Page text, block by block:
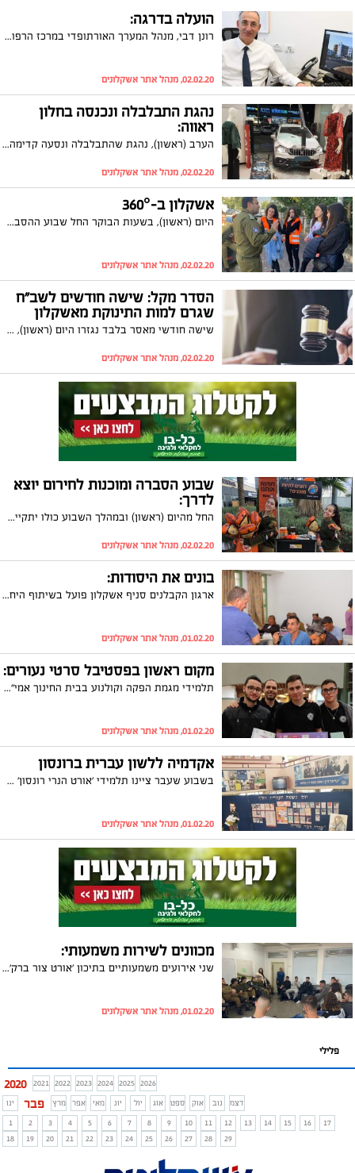
הועלה בדרגה:
רונן דבי, מנהל המערך האורתופדי במרכז הרפואי ברזילי, הועלה לדרגת פרופסור. פרופ' רונן דבי הוא מומחה בכירורגיה אורתופדית, מהמובילים בישראל בתחום החלפות מפרקי ירך
02.02.20, מנהל אתר אשקלונים
נהגת התבלבלה ונכנסה בחלון
ראווה:
הערב (ראשון), נהגת שהתבלבלה ונסעה קדימה במקום אחורה, נכנסה בחלון ראווה של חנות 'מנגו' במתחם הגלובוס סנטר
02.02.20, מנהל אתר אשקלונים
אשקלון ב-360°
היום (ראשון), בשעות הבוקר החל שבוע ההסברה והמוכנות לחירום המשותף לעיריית אשקלון ולפיקוד העורף
02.02.20, מנהל אתר אשקלונים
הסדר מקל: שישה חודשים לשב"ח
שגרם למות התינוקת מאשקלון
שישה חודשי מאסר בלבד נגזרו היום (ראשון), במסגרת הסדר טיעון על זיאד אעביד שהורשע בגרימת מוות ברשלנות של התינוקת מאשקלון
02.02.20, מנהל אתר אשקלונים
שבוע הסברה ומוכנות לחירום יוצא
לדרך:
החל מהיום (ראשון) ובמהלך השבוע כולו יתקיים בעיר אשקלון פרויקט 'אשקלון ב-°360' - פיילוט חדשני של פיקוד העורף בשיתוף עיריית אשקלון. במסגרת זאת, תורגש תנועה ערה של חיילים בעיר, תתקיים הרצאה במסגרתה יוענקו כלים להתמודדות עם הילדים בזמן חירום
02.02.20, מנהל אתר אשקלונים
בונים את היסודות:
ארגון הקבלנים סניף אשקלון פועל בשיתוף היחידה ללימודי חוץ במכללת אשקלון, להכשרת עובדים רבים בענף הבנייה באשקלון. שני קורסים יוקרתיים וחשובים במיוחד ייפתחו ממש בקרוב: קורס מנהלי עבודה בתשתיות וקורס מנהלי עבודה בבניין
01.02.20, מנהל אתר אשקלונים
מקום ראשון בפסטיבל סרטי נעורים:
תלמידי מגמת הפקה וקולנוע בבית החינוך אמי"ת ב המתחדש באשקלון הם זוכי תחרות התסריטים בפסטיבל רעננה השביעי לסרטי נעורים על שם מתן בד"ט אשר נערכה השבוע
01.02.20, מנהל אתר אשקלונים
אקדמיה ללשון עברית ברונסון
בשבוע שעבר ציינו תלמידי 'אורט הנרי רונסון' את יום השפה העברית בצורה מקורית במיוחד- הם הציעו חלופות למילים עבריות אשר ישלחו לאקדמיה ללשון, ופתרו חידות בנושאי השפה על מנת לצאת מחדר בריחה אותו בנו התלמידים
01.02.20, מנהל אתר אשקלונים
מכוונים לשירות משמעותי:
שני אירועים משמעותיים בתיכון 'אורט צור ברק' - פאנל של חיילים מכל החילות והרצאה של אמו של רב סרן בניה ז"ל
01.02.20, מנהל אתר אשקלונים
פלילי
2020 2021 2022 2023 2024 2025 2026
ינו
פבר מרץ אפר מאי יונ יול אוג ספט אוק נוב
דצמ
1
2 3 4 5 6 7 8 9 10 11 12 13 14 15 16
17
18
19 20 21 22 23 24 25 26 27 28 29